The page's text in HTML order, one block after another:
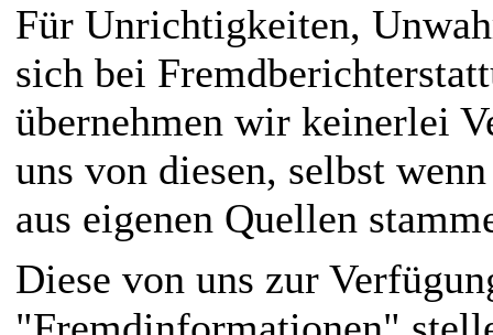
Für Unrichtigkeiten,
sich bei
übernehmen wir keinerlei
uns von diesen, selbst
aus eigenen Quellen
Diese von uns zur